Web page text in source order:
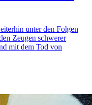
unter den Folgen
Zeugen schwerer
mit dem Tod von